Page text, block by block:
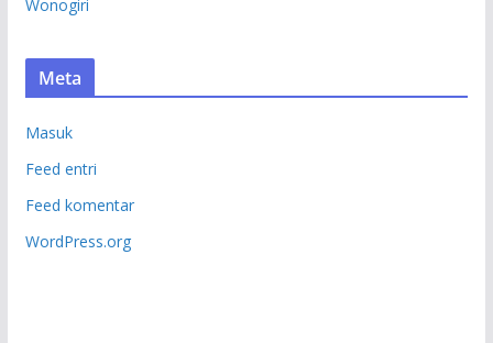
Wonogiri
Meta
Masuk
Feed entri
Feed komentar
WordPress.org